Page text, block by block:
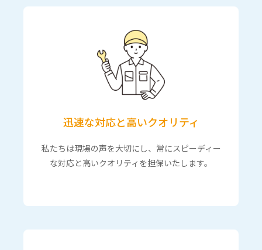
迅速な対応と高いクオリティ
私たちは現場の声を大切にし、常にスピーディー
な対応と高いクオリティを担保いたします。